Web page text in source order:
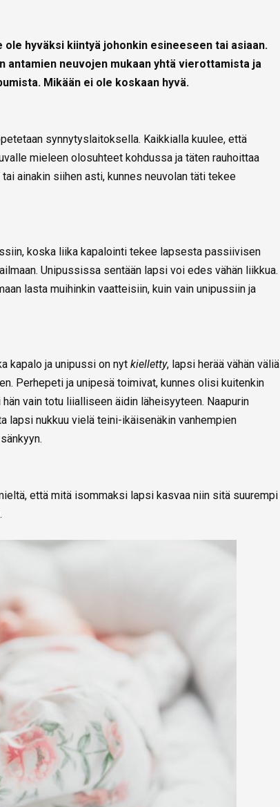
hyväksi kiintyä johonkin esineeseen tai asiaan.
antamien neuvojen mukaan yhtä vierottamista ja
Mikään ei ole koskaan hyvä.
synnytyslaitoksella. Kaikkialla kuulee, että
mieleen olosuhteet kohdussa ja täten rauhoittaa
ainakin siihen asti, kunnes neuvolan täti tekee
koska liika kapalointi tekee lapsesta passiivisen
Unipussissa sentään lapsi voi edes vähän liikkua.
lasta muihinkin vaatteisiin, kuin vain unipussiin ja
kapalo ja unipussi on nyt kielletty, lapsi herää vähän väliä
Perhepeti ja unipesä toimivat, kunnes olisi kuitenkin
vain totu liialliseen äidin läheisyyteen. Naapurin
lapsi nukkuu vielä teini-ikäisenäkin vanhempien
että mitä isommaksi lapsi kasvaa niin sitä suurempi